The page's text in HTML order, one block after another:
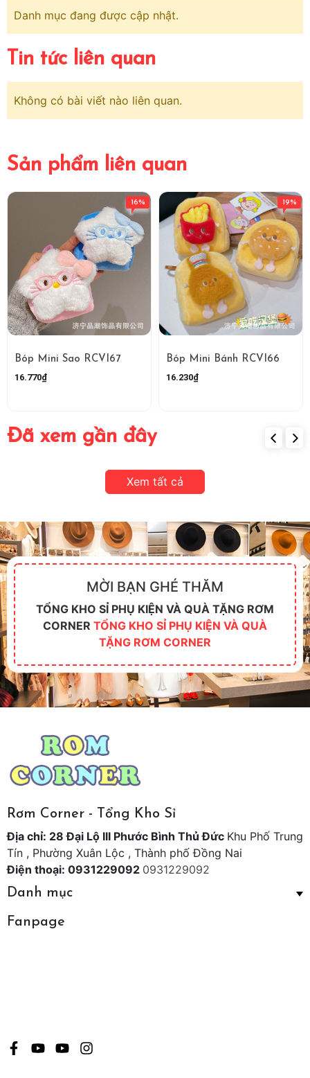
Danh mục đang được cập nhật.
Tin tức liên quan
Không có bài viết nào liên quan.
Sản phẩm liên quan
16%
Bóp Mini Sao RCVI67
16.770₫
19%
Bóp Mini Bánh RCVI66
16.230₫
Đã xem gần đây
Xem tất cả
MỜI BẠN GHÉ THĂM
TỔNG KHO SỈ PHỤ KIỆN VÀ QUÀ TẶNG RƠM
CORNER TỔNG KHO SỈ PHỤ KIỆN VÀ QUÀ
TẶNG RƠM CORNER
Rơm Corner - Tổng Kho Sỉ
Địa chỉ: 28 Đại Lộ III Phước Bình Thủ Đức Khu Phố Trung
Tín , Phường Xuân Lộc , Thành phố Đồng Nai
Điện thoại: 0931229092 0931229092
Danh mục
Fanpage